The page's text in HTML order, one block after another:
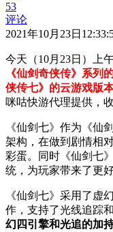
53
评论
2021年10月23日
今天（10月23日）上
《仙剑奇侠传》系列
侠传七》的云游戏版
咪咕快游代理提供，
《仙剑七》作为《仙
架构，在做到剧情相
彩蛋。同时《仙剑七
统，为玩家带来了更好
《仙剑七》采用了虚
作，支持了光线追踪
幻四引擎和光追的加